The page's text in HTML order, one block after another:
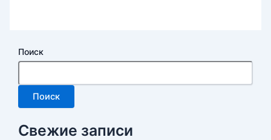
Поиск
Поиск
Свежие записи